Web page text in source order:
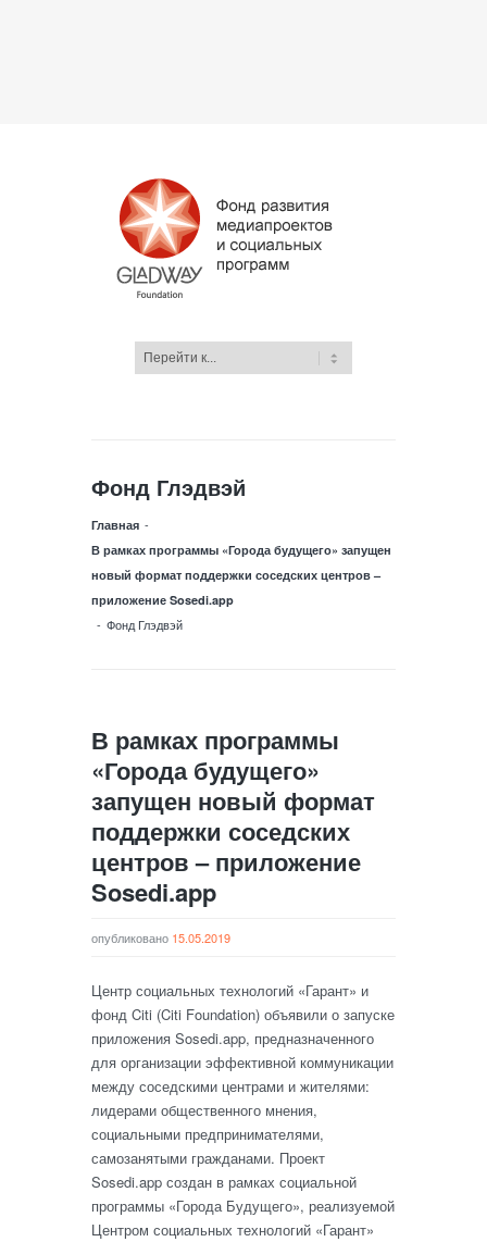
Фонд Глэдвэй
Главная -
В рамках программы «Города будущего» запущен
новый формат поддержки соседских центров –
приложение Sosedi.app
- Фонд Глэдвэй
В рамках программы
«Города будущего»
запущен новый формат
поддержки соседских
центров – приложение
Sosedi.app
опубликовано 15.05.2019
Центр социальных технологий «Гарант» и
фонд Citi (Citi Foundation) объявили о запуске
приложения Sosedi.app, предназначенного
для организации эффективной коммуникации
между соседскими центрами и жителями:
лидерами общественного мнения,
социальными предпринимателями,
самозанятыми гражданами. Проект
Sosedi.app создан в рамках социальной
программы «Города Будущего», реализуемой
Центром социальных технологий «Гарант»